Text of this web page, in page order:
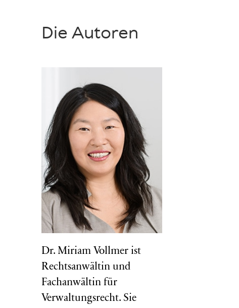
Die Autoren
Dr. Miriam Vollmer ist
Rechtsanwältin und
Fachanwältin für
Verwaltungsrecht. Sie